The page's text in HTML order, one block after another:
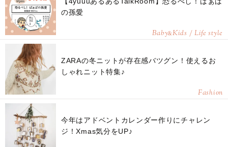
の孫愛
Baby&Kids / Life style
ZARAの冬ニットが存在感バツグン！使えるお
しゃれニット特集♪
Fashion
今年はアドベントカレンダー作りにチャレン
ジ！Xmas気分をUP♪